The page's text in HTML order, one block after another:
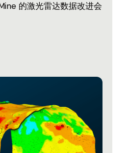
的激光雷达数据改进会